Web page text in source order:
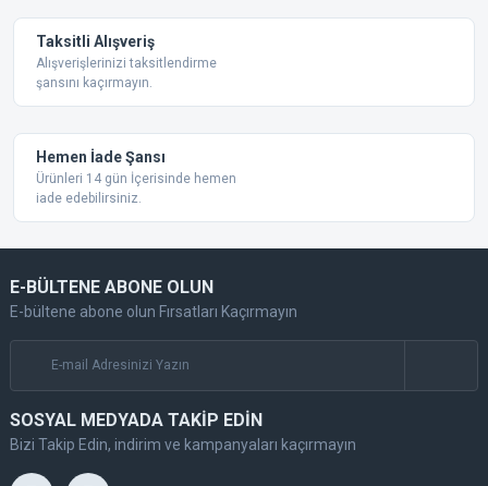
Taksitli Alışveriş
Alışverişlerinizi taksitlendirme
şansını kaçırmayın.
Hemen İade Şansı
Ürünleri 14 gün İçerisinde hemen
iade edebilirsiniz.
E-BÜLTENE ABONE OLUN
E-bültene abone olun Fırsatları Kaçırmayın
SOSYAL MEDYADA TAKİP EDİN
Bizi Takip Edin, indirim ve kampanyaları kaçırmayın